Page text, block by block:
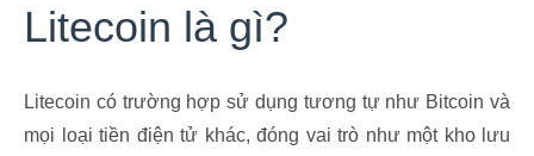
Litecoin là gì?
Litecoin có trường hợp sử dụng tương tự như Bitcoin và
mọi loại tiền điện tử khác, đóng vai trò như một kho lưu